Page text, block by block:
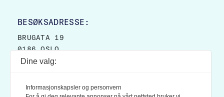
BESØKSADRESSE:
BRUGATA 19
0186 OSLO
POSTBOKS 9007 GRØNLAND
Dine valg:
Informasjonskapsler og personvern